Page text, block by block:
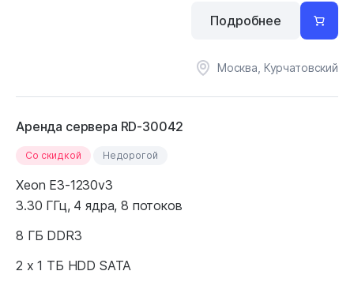
Москва, Курчатовский
Подробнее
Аренда сервера RD-30042
Cо скидкой Недорогой
Xeon E3-1230v3
3.30 ГГц, 4 ядра, 8 потоков
8 ГБ DDR3
2 x 1 ТБ HDD SATA